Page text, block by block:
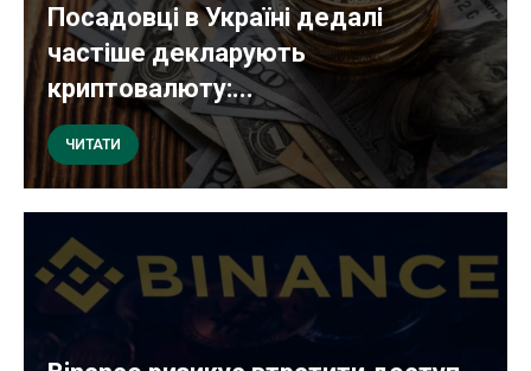
Посадовці в Україні дедалі
частіше декларують
криптовалюту:...
ЧИТАТИ